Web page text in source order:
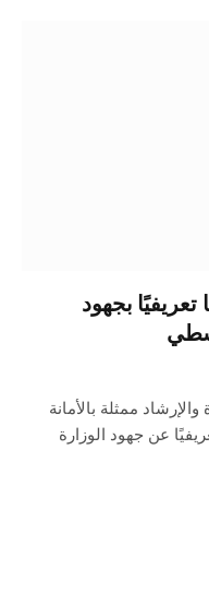
بجهود
ممثلة بالأمانة
عن جهود الوزارة